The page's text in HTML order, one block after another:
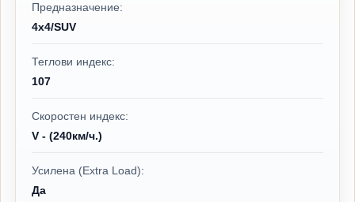
Предназначение:
4x4/SUV
Теглови индекс:
107
Скоростен индекс:
V - (240км/ч.)
Усилена (Extra Load):
Да